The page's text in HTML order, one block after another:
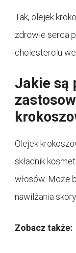
Tak, olejek
zdrowie serca
cholesterolu we
Jakie są
Olejek
składnik
włosów. Może
nawilżania
Zobacz także: